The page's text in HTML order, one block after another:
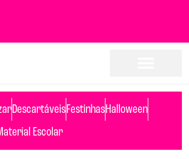
DescartáveisFestinhasHalloween
Escolar